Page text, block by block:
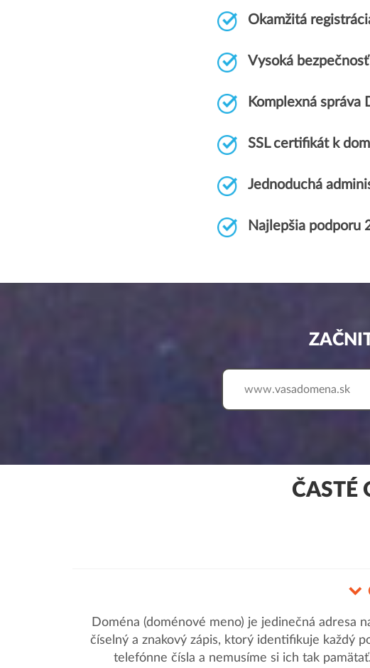
Okamžitá
Vysoká
Komplexná správa
SSL certifikát k
Jednoduchá
Najlepšia podporu
www.
ČASTÉ
Doména (doménové meno) je jedinečná adresa
číselný a znakový zápis, ktorý identifikuje každý
telefónne čísla a nemusíme si ich tak